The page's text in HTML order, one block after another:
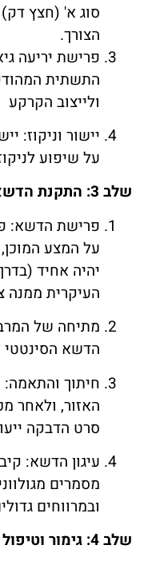
סוג א' (חצץ
הצורך.
פרישת יריעה
התשתית
ולייצוב הקרקע
יישור וניקוז:
על שיפוע
שלב 3: התקנת הדשא המלאכותי
פרישת הדשא:
על המצע
יהיה אחיד
העיקרית ממנה
מתיחה של
הדשא הסינטטי
חיתוך
האזור, ולאחר
סרט הדבקה
עיגון הדשא:
ובמרווחים
שלב 4: גימור וטיפול סופי